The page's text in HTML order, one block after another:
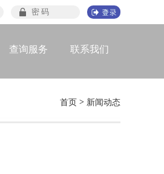
查询服务 联系我们
首页 > 新闻动态